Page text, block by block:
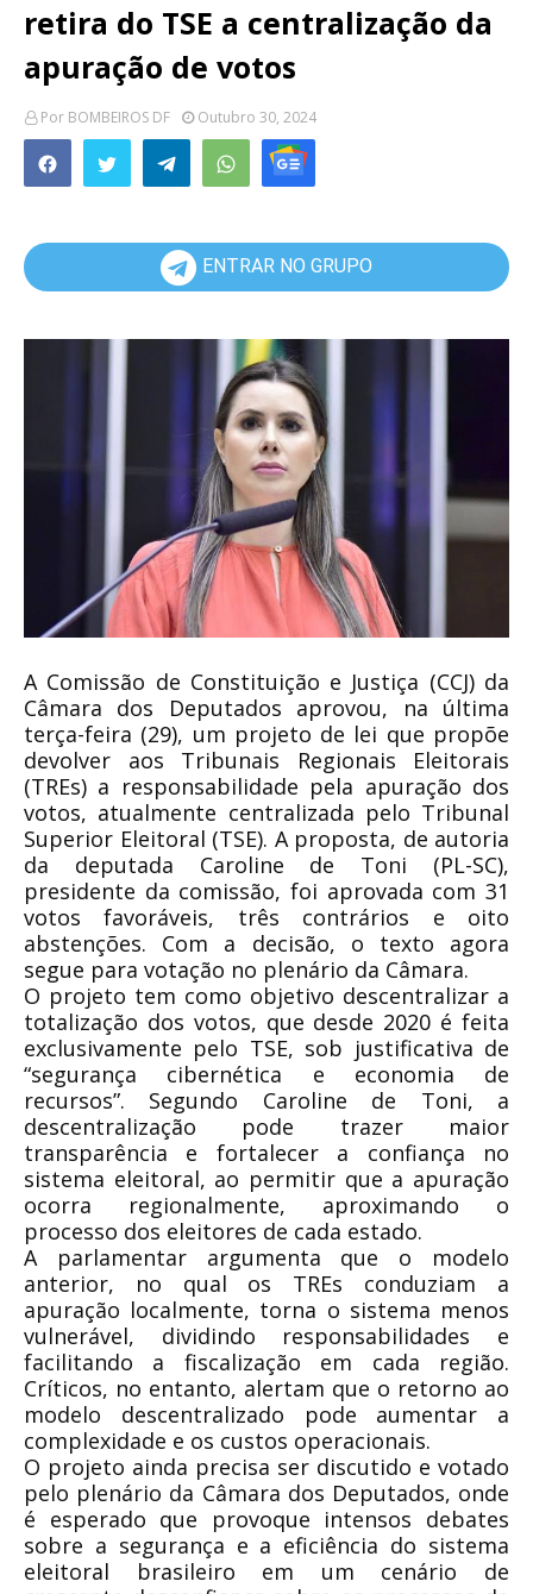
retira do TSE a centralização da
apuração de votos
Por BOMBEIROS DF Outubro 30, 2024
ENTRAR NO GRUPO
A Comissão de Constituição e Justiça (CCJ) da
Câmara dos Deputados aprovou, na última
terça-feira (29), um projeto de lei que propõe
devolver aos Tribunais Regionais Eleitorais
(TREs) a responsabilidade pela apuração dos
votos, atualmente centralizada pelo Tribunal
Superior Eleitoral (TSE). A proposta, de autoria
da deputada Caroline de Toni (PL-SC),
presidente da comissão, foi aprovada com 31
votos favoráveis, três contrários e oito
abstenções. Com a decisão, o texto agora
segue para votação no plenário da Câmara.
O projeto tem como objetivo descentralizar a
totalização dos votos, que desde 2020 é feita
exclusivamente pelo TSE, sob justificativa de
“segurança cibernética e economia de
recursos”. Segundo Caroline de Toni, a
descentralização pode trazer maior
transparência e fortalecer a confiança no
sistema eleitoral, ao permitir que a apuração
ocorra regionalmente, aproximando o
processo dos eleitores de cada estado.
A parlamentar argumenta que o modelo
anterior, no qual os TREs conduziam a
apuração localmente, torna o sistema menos
vulnerável, dividindo responsabilidades e
facilitando a fiscalização em cada região.
Críticos, no entanto, alertam que o retorno ao
modelo descentralizado pode aumentar a
complexidade e os custos operacionais.
O projeto ainda precisa ser discutido e votado
pelo plenário da Câmara dos Deputados, onde
é esperado que provoque intensos debates
sobre a segurança e a eficiência do sistema
eleitoral brasileiro em um cenário de